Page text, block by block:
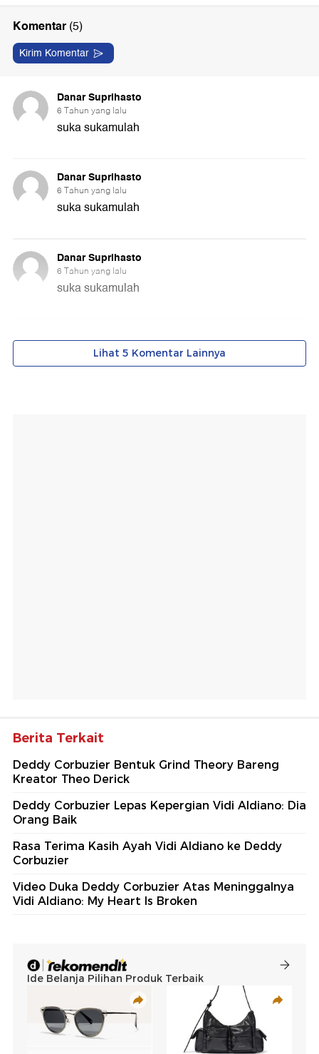
Berita Terkait
Deddy Corbuzier Bentuk Grind Theory Bareng
Kreator Theo Derick
Deddy Corbuzier Lepas Kepergian Vidi Aldiano: Dia
Orang Baik
Rasa Terima Kasih Ayah Vidi Aldiano ke Deddy
Corbuzier
Video Duka Deddy Corbuzier Atas Meninggalnya
Vidi Aldiano: My Heart Is Broken